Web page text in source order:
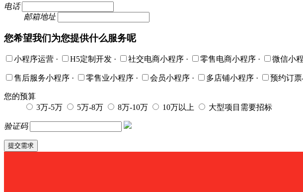
电话
邮箱地址
您希望我们为您提供什么服务呢
小程序运营 · H5定制开发 · 社交电商小程序 · 零售电商小程序 · 微信小
售后服务小程序 · 零售业小程序 · 会员小程序 · 多店铺小程序 · 预约订
您的预算
3万-5万
5万-8万 8万-10万 10万以上 大型项目需要招标
验证码